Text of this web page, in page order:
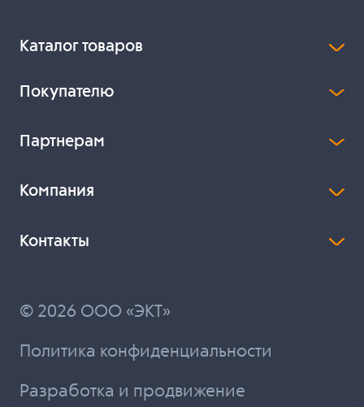
Каталог товаров
Покупателю
Партнерам
Компания
Контакты
© 2026 ООО «ЭКТ»
Политика конфиденциальности
Разработка и продвижение